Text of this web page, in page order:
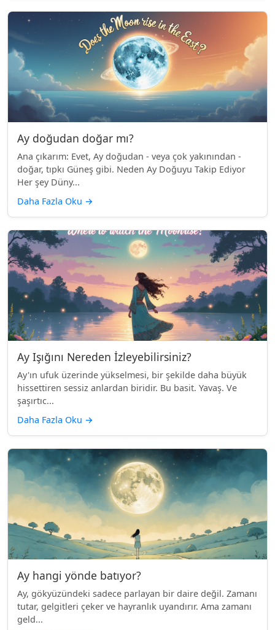
Ay doğudan doğar mı?
Ana çıkarım: Evet, Ay doğudan - veya çok yakınından -
doğar, tıpkı Güneş gibi. Neden Ay Doğuyu Takip Ediyor
Her şey Düny...
Daha Fazla Oku →
Ay Işığını Nereden İzleyebilirsiniz?
Ay'ın ufuk üzerinde yükselmesi, bir şekilde daha büyük
hissettiren sessiz anlardan biridir. Bu basit. Yavaş. Ve
şaşırtıc...
Daha Fazla Oku →
Ay hangi yönde batıyor?
Ay, gökyüzündeki sadece parlayan bir daire değil. Zamanı
tutar, gelgitleri çeker ve hayranlık uyandırır. Ama zamanı
geld...